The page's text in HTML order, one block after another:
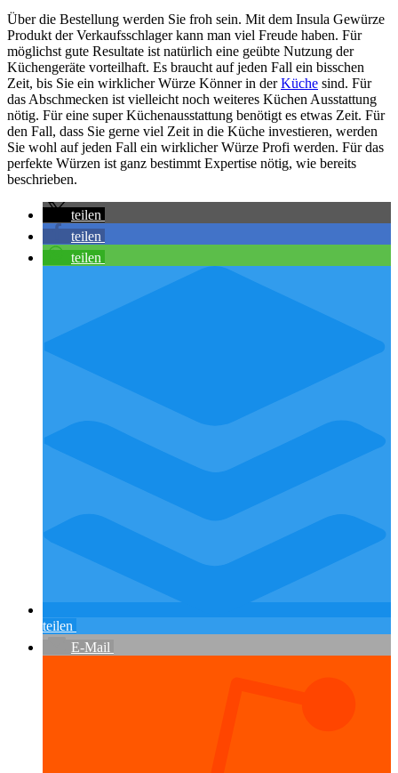
Über die Bestellung werden Sie froh sein. Mit dem Insula Gewürze
Produkt der Verkaufsschlager kann man viel Freude haben. Für
möglichst gute Resultate ist natürlich eine geübte Nutzung der
Küchengeräte vorteilhaft. Es braucht auf jeden Fall ein bisschen
Zeit, bis Sie ein wirklicher Würze Könner in derKüche sind. Für
das Abschmecken ist vielleicht noch weiteres Küchen Ausstattung
nötig. Für eine super Küchenausstattung benötigt es etwas Zeit. Für
den Fall, dass Sie gerne viel Zeit in die Küche investieren, werden
Sie wohl auf jeden Fall ein wirklicher Würze Profi werden. Für das
perfekte Würzen ist ganz bestimmt Expertise nötig, wie bereits
beschrieben.
teilen
teilen
teilen
teilen
E-Mail